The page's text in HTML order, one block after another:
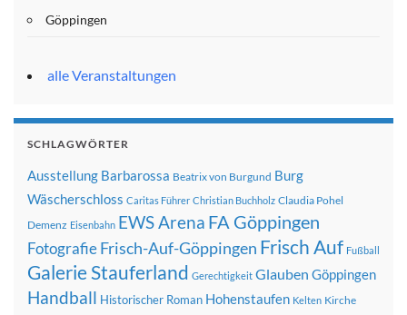
Göppingen
alle Veranstaltungen
SCHLAGWÖRTER
Ausstellung Barbarossa Beatrix von Burgund Burg
Wäscherschloss Caritas Führer Christian Buchholz Claudia Pohel
Demenz Eisenbahn EWS Arena FA Göppingen
FotografieFrisch-Auf-Göppingen Frisch Auf Fußball
Galerie Stauferland Gerechtigkeit Glauben Göppingen
Handball Historischer Roman Hohenstaufen Kelten Kirche